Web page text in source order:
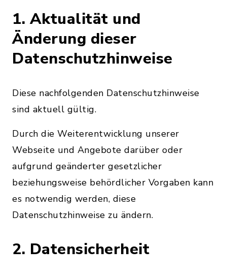
1. Aktualität und
Änderung dieser
Datenschutzhinweise
Diese nachfolgenden Datenschutzhinweise
sind aktuell gültig.
Durch die Weiterentwicklung unserer
Webseite und Angebote darüber oder
aufgrund geänderter gesetzlicher
beziehungsweise behördlicher Vorgaben kann
es notwendig werden, diese
Datenschutzhinweise zu ändern.
2. Datensicherheit